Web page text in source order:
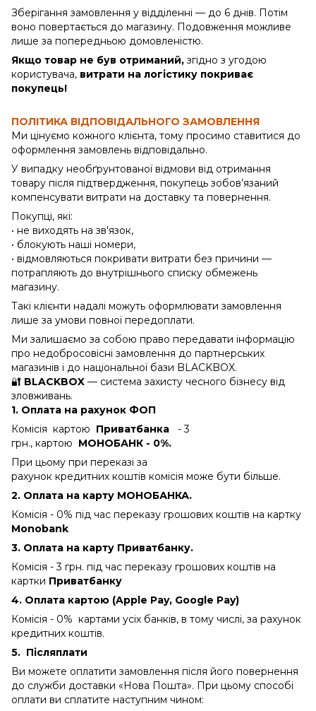
Зберігання замовлення у відділенні — до 6 днів. Потім
воно повертається до магазину. Подовження можливе
лише за попередньою домовленістю.
Якщо товар не був отриманий, згідно з угодою
користувача, витрати на логістику покриває
покупець!
ПОЛІТИКА ВІДПОВІДАЛЬНОГО ЗАМОВЛЕННЯ
Ми цінуємо кожного клієнта, тому просимо ставитися до
оформлення замовлень відповідально.
У випадку необґрунтованої відмови від отримання
товару після підтвердження, покупець зобов’язаний
компенсувати витрати на доставку та повернення.
Покупці, які:
• не виходять на зв'язок,
• блокують наші номери,
• відмовляються покривати витрати без причини —
потрапляють до внутрішнього списку обмежень
магазину.
Такі клієнти надалі можуть оформлювати замовлення
лише за умови повної передоплати.
Ми залишаємо за собою право передавати інформацію
про недобросовісні замовлення до партнерських
магазинів і до національної бази BLACKBOX.
🔐 BLACKBOX — система захисту чесного бізнесу від
зловживань.
1. Оплата на рахунок ФОП
Комісія картою Приватбанка - 3
грн., картою МОНОБАНК - 0%.
При цьому при переказі за
рахунок кредитних коштів комісія може бути більше.
2. Оплата на карту МОНОБАНКА.
Комісія - 0% під час переказу грошових коштів на картку
Monobank
3. Оплата на карту Приватбанку.
Комісія - 3 грн. під час переказу грошових коштів на
картки Приватбанку
4. Оплата картою (Apple Pay, Google Pay)
Комісія - 0% картами усіх банків, в тому числі, за рахунок
кредитних коштів.
5. Післяплати
Ви можете оплатити замовлення після його повернення
до служби доставки «Нова Пошта». При цьому способі
оплати ви сплатите наступним чином: